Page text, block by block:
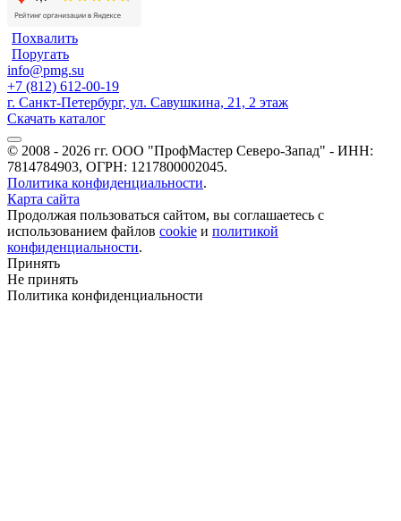
Похвалить
Поругать
info@pmg.su
+7 (812) 612-00-19
г. Санкт-Петербург, ул. Савушкина, 21, 2 этаж
Скачать каталог
© 2008 - 2026 гг. ООО "ПрофМастер Северо-Запад" - ИНН:
7814784903, ОГРН: 1217800002045.
Политика конфиденциальности.
Карта сайта
Продолжая пользоваться сайтом, вы соглашаетесь с
использованием файлов cookie и политикой
конфиденциальности.
Принять
Не принять
Политика конфиденциальности